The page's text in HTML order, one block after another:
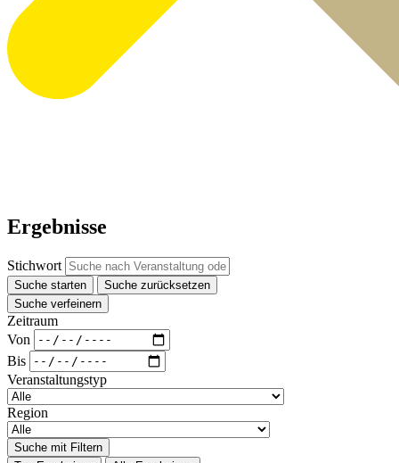
Ergebnisse
Stichwort
Suche starten
Suche zurücksetzen
Suche verfeinern
Zeitraum
Von
Bis
Veranstaltungstyp
Region
Suche mit Filtern